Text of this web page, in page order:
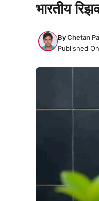
भारतीय
ByChetan
Published